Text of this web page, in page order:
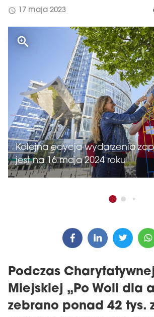
schedule 17 maja 2023
Kolejna edycja wydarzenia
jest na 16 maja 2024 roku
Podczas
Miejskiej „Po Woli dla
zebrano ponad 42 tys.